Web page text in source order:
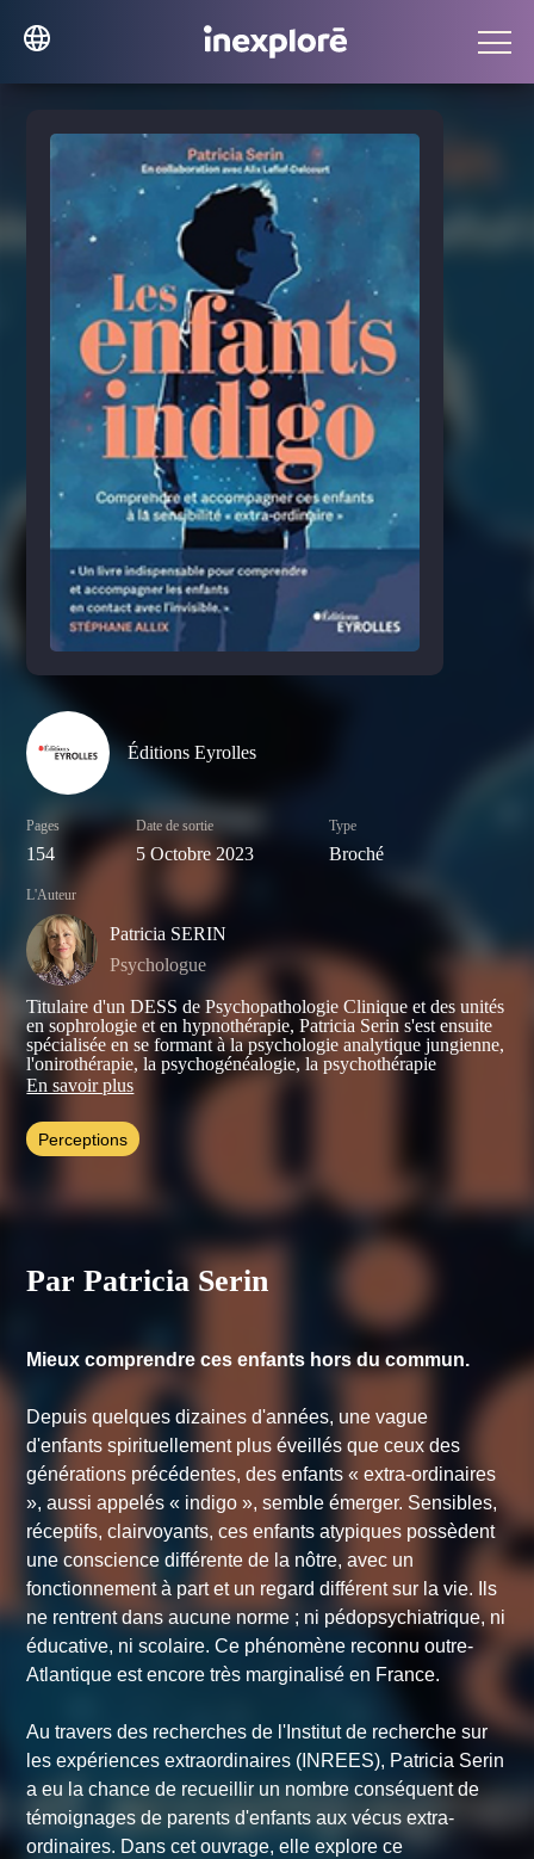
Éditions Eyrolles
Pages
154
Date de sortie
5 Octobre 2023
Type
Broché
L'Auteur
Patricia SERIN
Psychologue
Titulaire d'un DESS de Psychopathologie Clinique et des unités
en sophrologie et en hypnothérapie, Patricia Serin s'est ensuite
spécialisée en se formant à la psychologie analytique jungienne,
l'onirothérapie, la psychogénéalogie, la psychothérapie
d’enfants, la somato thérapie, l'accompagnement de fin de vie,
la sophrologie, l'hypnose, et l'EMDR.
Elle fait partie depuis plusieurs années du réseau des
professionnels de santé de l'INREES qui offre un espace
d’accueil et d’écoute de l’extraordinaire.
Retrouvez toutes les informations de Patricia Serin sur son site :
En savoir plus
Perceptions
Par Patricia Serin
Mieux comprendre ces enfants hors du commun.
Depuis quelques dizaines d'années, une vague
d'enfants spirituellement plus éveillés que ceux des
générations précédentes, des enfants « extra-ordinaires
», aussi appelés « indigo », semble émerger. Sensibles,
réceptifs, clairvoyants, ces enfants atypiques possèdent
une conscience différente de la nôtre, avec un
fonctionnement à part et un regard différent sur la vie. Ils
ne rentrent dans aucune norme ; ni pédopsychiatrique, ni
éducative, ni scolaire. Ce phénomène reconnu outre-
Atlantique est encore très marginalisé en France.
Au travers des recherches de l'Institut de recherche sur
les expériences extraordinaires (INREES), Patricia Serin
a eu la chance de recueillir un nombre conséquent de
témoignages de parents d'enfants aux vécus extra-
ordinaires. Dans cet ouvrage, elle explore ce